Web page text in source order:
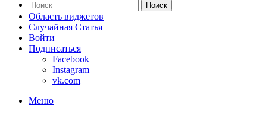
Поиск
Область виджетов
Случайная Статья
Войти
Подписаться
Facebook
Instagram
vk.com
Меню